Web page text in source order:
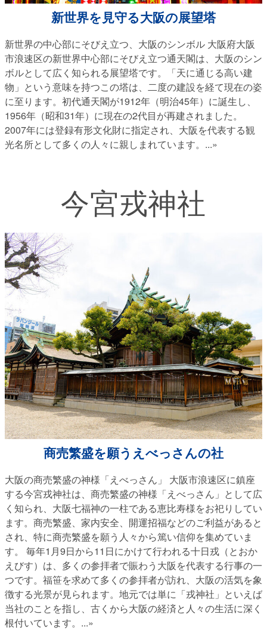
新世界を見守る大阪の展望塔
新世界の中心部にそびえ立つ、大阪のシンボル 大阪府大阪
市浪速区の新世界中心部にそびえ立つ通天閣は、大阪のシン
ボルとして広く知られる展望塔です。「天に通じる高い建
物」という意味を持つこの塔は、二度の建設を経て現在の姿
に至ります。初代通天閣が1912年（明治45年）に誕生し、
1956年（昭和31年）に現在の2代目が再建されました。
2007年には登録有形文化財に指定され、大阪を代表する観
光名所として多くの人々に親しまれています。 ...»
今宮戎神社
商売繁盛を願うえべっさんの社
大阪の商売繁盛の神様「えべっさん」 大阪市浪速区に鎮座
する今宮戎神社は、商売繁盛の神様「えべっさん」として広
く知られ、大阪七福神の一柱である恵比寿様をお祀りしてい
ます。商売繁盛、家内安全、開運招福などのご利益があると
され、特に商売繁盛を願う人々から篤い信仰を集めていま
す。 毎年1月9日から11日にかけて行われる十日戎（とおか
えびす）は、多くの参拝者で賑わう大阪を代表する行事の一
つです。福笹を求めて多くの参拝者が訪れ、大阪の活気を象
徴する光景が見られます。地元では単に「戎神社」といえば
当社のことを指し、古くから大阪の経済と人々の生活に深く
根付いています。 ...»